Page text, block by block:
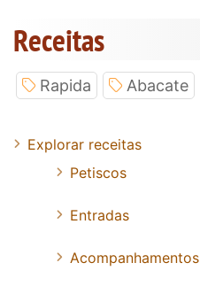
Receitas
Rapida Abacate
Explorar receitas
Petiscos
Entradas
Acompanhamentos